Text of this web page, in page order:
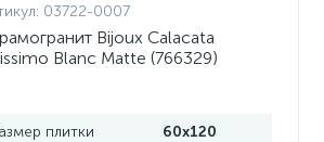
03722-0007
Bijoux Calacata
Blanc Matte (766329)
плитки
60x120